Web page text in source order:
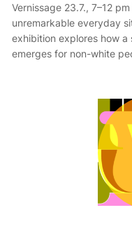
Vernissage 23.7., 7–12
unremarkable everyday
exhibition explores how
emerges for non-white